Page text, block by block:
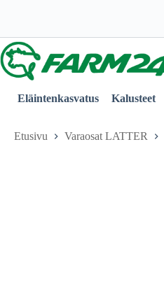
Eläintenkasvatus Kalusteet
Etusivu Varaosat LATTER